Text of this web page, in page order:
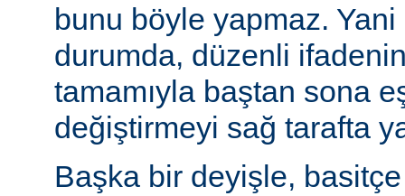
bunu böyle yapmaz.
durumda, düzenli
tamamıyla baştan sona
değiştirmeyi sağ tarafta
Başka bir deyişle,